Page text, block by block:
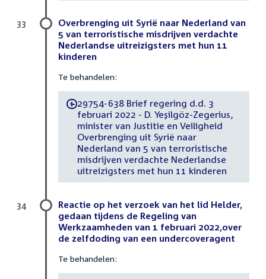
Overbrenging uit Syrië naar Nederland van
5 van terroristische misdrijven verdachte
Nederlandse uitreizigsters met hun 11
kinderen
Te behandelen:
-29754-638 Brief regering d.d. 3
februari 2022 - D. Yeşilgöz-Zegerius,
minister van Justitie en Veiligheid
Overbrenging uit Syrië naar
Nederland van 5 van terroristische
misdrijven verdachte Nederlandse
uitreizigsters met hun 11 kinderen
33
Reactie op het verzoek van het lid Helder,
gedaan tijdens de Regeling van
Werkzaamheden van 1 februari 2022,over
de zelfdoding van een undercoveragent
Te behandelen:
34